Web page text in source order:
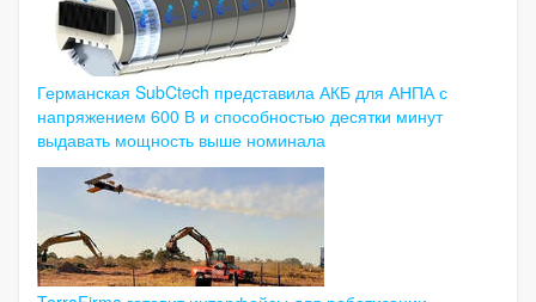
Германская SubCtech представила АКБ для АНПА с
напряжением 600 В и способностью десятки минут
выдавать мощность выше номинала